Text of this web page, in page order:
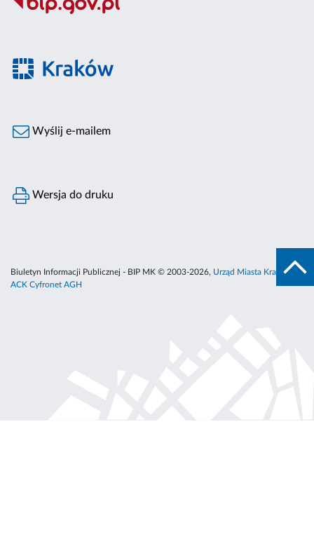
Wyślij e-mailem
Wersja do druku
Biuletyn Informacji Publicznej - BIP MK © 2003-2026, Urząd Miasta Krakowa
ACK Cyfronet AGH